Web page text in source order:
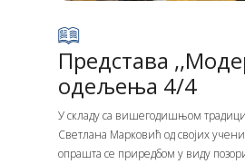
Представа
одељења 4/4
У складу са вишегодишњом
Светлана Марковић од својих
опрашта се приредбом у виду